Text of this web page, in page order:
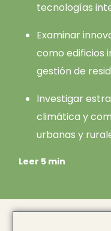
tecnologías
Examinar
como edificios
gestión de
Investigar
climática y
urbanas y
Leer 5 min